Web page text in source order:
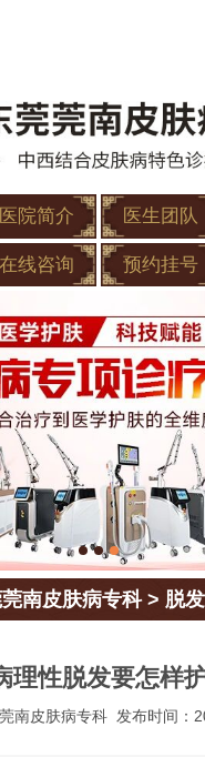
医院简介 医生团队
在线咨询 预约挂号
南皮肤病专科> 脱发
理性脱发要怎样
南皮肤病专科 发布时间：